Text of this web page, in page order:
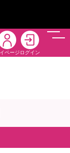
ページ ログイン
メニ